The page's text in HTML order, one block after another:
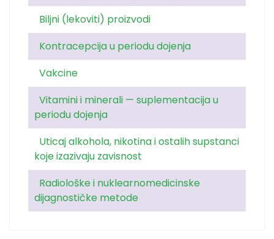
Biljni (lekoviti) proizvodi
Kontracepcija u periodu dojenja
Vakcine
Vitamini i minerali — suplementacija u
periodu dojenja
Uticaj alkohola, nikotina i ostalih supstanci
koje izazivaju zavisnost
Radiološke i nuklearnomedicinske
dijagnostičke metode